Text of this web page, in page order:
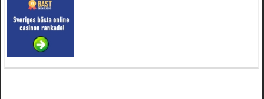
4 februari 2025 kl. 19:20:50
Oscar5:44
4 februari 2025 kl. 19:15:36
Greger59:NÃ¤gon som vet har en Cetek 500 EFI
15 januari 2025 kl. 23:49:44
Mrhandsome:SÃÂ¶ker defekta/trasiga fyrhjulingar. Jag betalar bra och du kan nÃÂ¥